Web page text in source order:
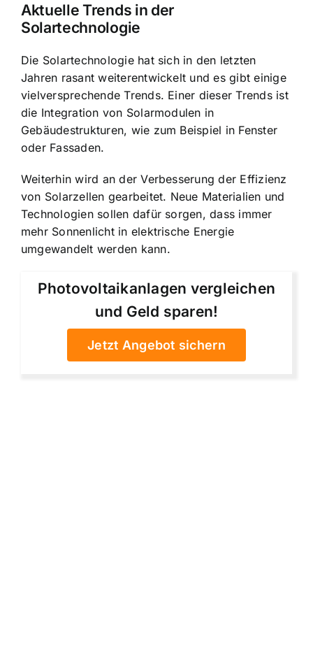
Aktuelle Trends in der
Solartechnologie
Die Solartechnologie hat sich in den letzten
Jahren rasant weiterentwickelt und es gibt einige
vielversprechende Trends. Einer dieser Trends ist
die Integration von Solarmodulen in
Gebäudestrukturen, wie zum Beispiel in Fenster
oder Fassaden.
Weiterhin wird an der Verbesserung der Effizienz
von Solarzellen gearbeitet. Neue Materialien und
Technologien sollen dafür sorgen, dass immer
mehr Sonnenlicht in elektrische Energie
umgewandelt werden kann.
Photovoltaikanlagen vergleichen
und Geld sparen!
Jetzt Angebot sichern